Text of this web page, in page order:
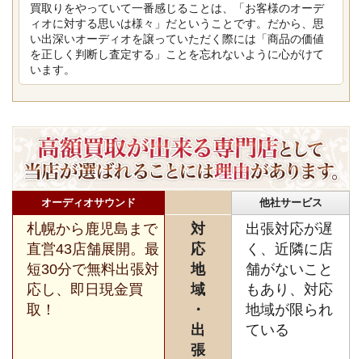
買取りをやっていて一番感じることは、「お客様のオーデ
ィオに対する思いは様々」だということです。だから、思
い出深いオーディオを譲っていただく際には「商品の価値
を正しく判断し査定する」ことを忘れないように心がけて
います。
オーディオサウンド 他社サービス
札幌から鹿児島まで
直営43店舗展開。最
短30分で無料出張対
応し、即日現金買
取！
対
応
地
域
・
出
張
出張対応が遅
く、近隣に店
舗がないこと
もあり、対応
地域が限られ
ている